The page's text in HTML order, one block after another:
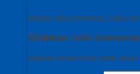
Belum ada komentar, buka
Silahkan tulis
Alamat email Anda tidak